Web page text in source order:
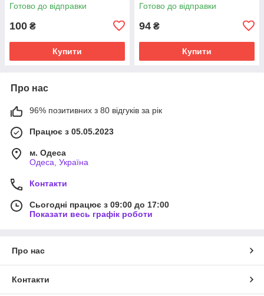
Готово до відправки
100 ₴
Купити
Готово до відправки
94 ₴
Купити
Про нас
96% позитивних з 80 відгуків за рік
Працює з 05.05.2023
м. Одеса
Одеса, Україна
Контакти
Сьогодні працює з 09:00 до 17:00
Показати весь графік роботи
Про нас
Контакти